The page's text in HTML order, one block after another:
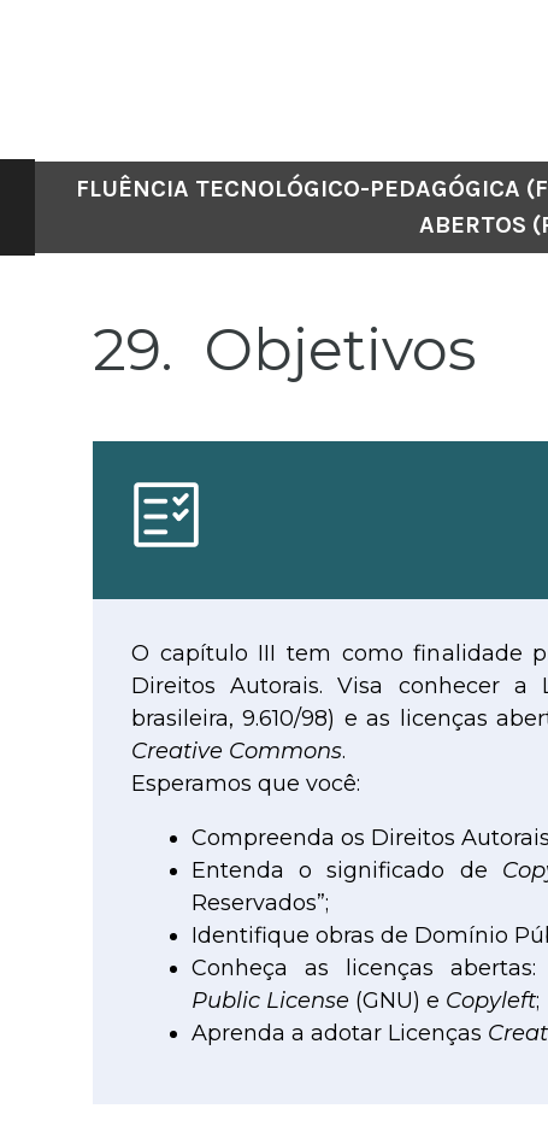
FLUÊNCIA TECNOLÓGICO-PEDAGÓGICA
ABERTOS
29 Objetivos
O capítulo III tem como finalidade
Direitos Autorais. Visa conhecer a
brasileira, 9.610/98) e as licenças
Creative Commons.
Esperamos que você:
Compreenda os Direitos
Entenda o significado de
Reservados”;
Identifique obras de Domínio
Conheça as licenças abertas:
Public License (GNU) e Copyleft;
Aprenda a adotar Licenças